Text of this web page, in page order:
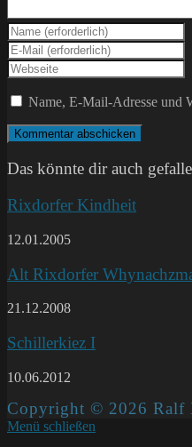
Gib
deinen
Namen
oder
Benutzernamen
zum
Kommentieren
ein
Gib
deine
E-
Mail-
Adresse
zum
Kommentieren
ein
Gib
deine
Website-
ein
(optional)
Name, E-Mail-Adresse und
Das könnte dir auch
Rixdorfer Kindheit
12.01.2005
Alt Rixdorfer
21.12.2008
Schillerkiez I
10.06.2012
Copyright © 2026 Ralf
Menü schließen